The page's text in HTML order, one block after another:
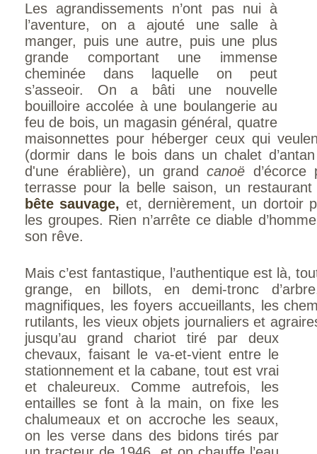
Les agrandissements n’ont pas nui à
l’aventure, on a ajouté une salle à
manger, puis une autre, puis une plus
grande comportant une immense
cheminée dans laquelle on peut
s’asseoir. On a bâti une nouvelle
bouilloire accolée à une boulangerie au
feu de bois, un magasin général, quatre
maisonnettes pour héberger ceux qui
(dormir dans le bois dans un chalet
d'une érablière), un grandcanoë
terrasse pour la belle saison, un
bête sauvage, et, dernièrement, un dortoir
les groupes. Rien n’arrête ce diable
son rêve.
Mais c’est fantastique, l’authentique est là,
grange, en billots, en demi-tronc
magnifiques, les foyers accueillants, les
rutilants, les vieux objets journaliers et
jusqu’au grand chariot tiré par deux
chevaux, faisant le va-et-vient entre le
stationnement et la cabane, tout est vrai
et chaleureux. Comme autrefois, les
entailles se font à la main, on fixe les
chalumeaux et on accroche les seaux,
on les verse dans des bidons tirés par